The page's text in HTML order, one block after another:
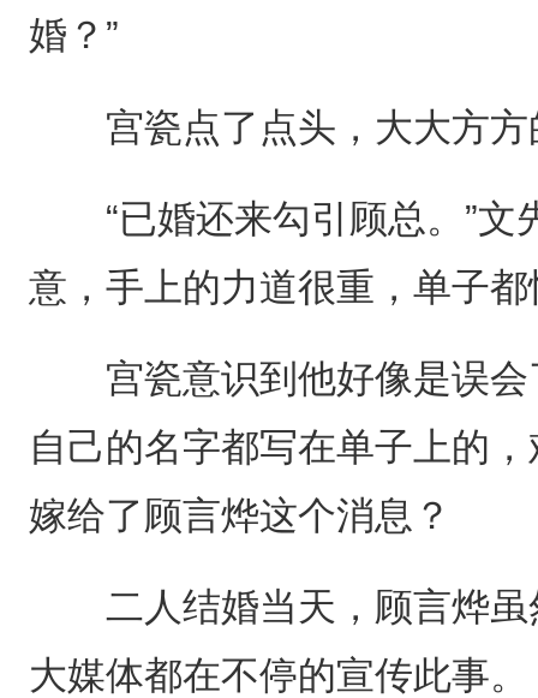
婚？”
宫瓷点了点头，大大方方
“已婚还来勾引顾总。”文
意，手上的力道很重，单子
宫瓷意识到他好像是误会
自己的名字都写在单子上的
嫁给了顾言烨这个消息？
二人结婚当天，顾言烨虽
大媒体都在不停的宣传此事。